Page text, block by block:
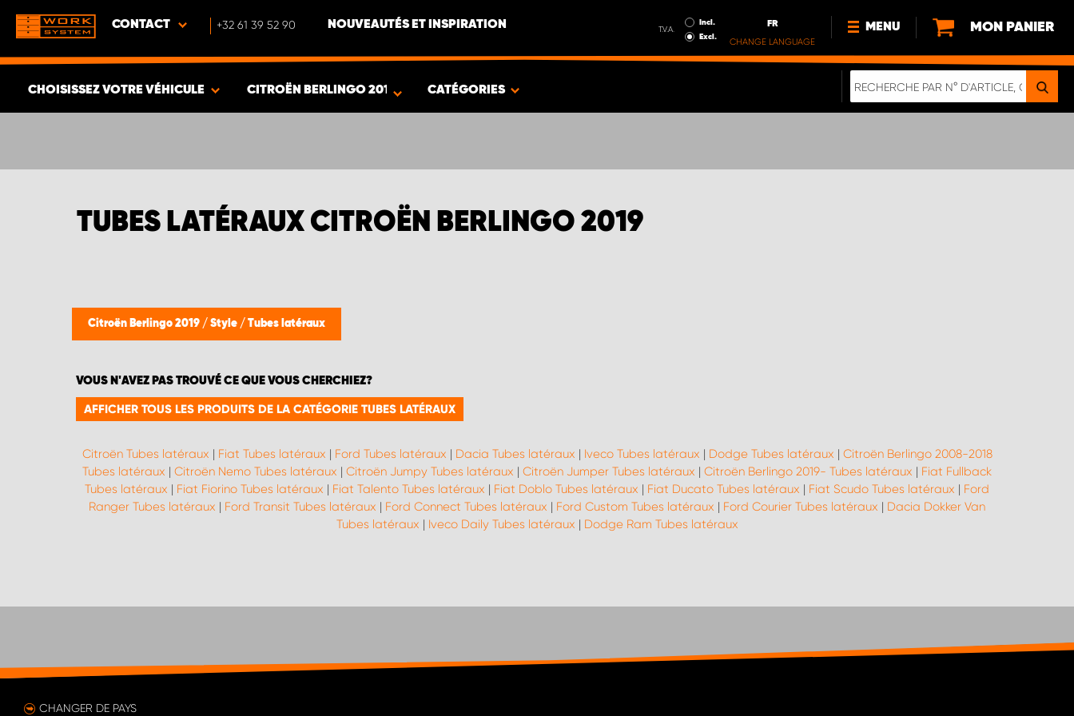
CONTACT +32 61 39 52 90 NOUVEAUTÉS ET INSPIRATION T.V.A.
Incl.
Excl.
FR
CHANGE LANGUAGE
MENU
NOUVEAUTÉS
MON PANIER
CHOISISSEZ VOTRE VÉHICULE CITROËN BERLINGO 2019 CATÉGORIES
TUBES LATÉRAUX CITROËN BERLINGO 2019
Citroën Berlingo 2019 / Style / Tubes latéraux
VOUS N'AVEZ PAS TROUVÉ CE QUE VOUS CHERCHIEZ?
AFFICHER TOUS LES PRODUITS DE LA CATÉGORIE TUBES LATÉRAUX
Citroën Tubes latéraux | Fiat Tubes latéraux | Ford Tubes latéraux | Dacia Tubes latéraux | Iveco Tubes latéraux | Dodge Tubes latéraux | Citroën Berlingo 2008-2018
Tubes latéraux | Citroën Nemo Tubes latéraux | Citroën Jumpy Tubes latéraux | Citroën Jumper Tubes latéraux | Citroën Berlingo 2019- Tubes latéraux | Fiat Fullback
Tubes latéraux | Fiat Fiorino Tubes latéraux | Fiat Talento Tubes latéraux | Fiat Doblo Tubes latéraux | Fiat Ducato Tubes latéraux | Fiat Scudo Tubes latéraux | Ford
Ranger Tubes latéraux | Ford Transit Tubes latéraux | Ford Connect Tubes latéraux | Ford Custom Tubes latéraux | Ford Courier Tubes latéraux | Dacia Dokker Van
Tubes latéraux | Iveco Daily Tubes latéraux | Dodge Ram Tubes latéraux
CHANGER DE PAYS